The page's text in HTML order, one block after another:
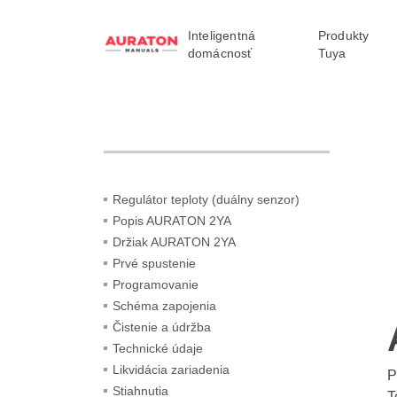
Inteligentná
domácnosť
Produkty
Tuya
Regulátor teploty (duálny senzor)
Popis AURATON 2YA
Držiak AURATON 2YA
Prvé spustenie
Programovanie
Schéma zapojenia
Čistenie a údržba
Technické údaje
Likvidácia zariadenia
Stiahnutia